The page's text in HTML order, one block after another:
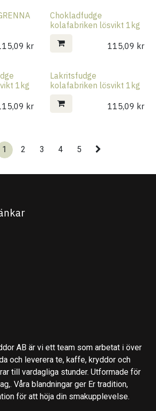
kr
Chokladfudge
kolafabriken lösvikt 1kg
115,09 kr
1kg
kr
Lakritsfudge
kolafabriken lösvikt 1kg
115,09 kr
1 2 3 4 5
AB är vi ett team som arbetat i över
och leverera te, kaffe, kryddor och
till vardagliga stunder. Utformade för
Våra blandningar ger Er tradition,
för att höja din smakupplevelse.